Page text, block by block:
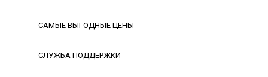
САМЫЕ ВЫГОДНЫЕ ЦЕНЫ
СЛУЖБА ПОДДЕРЖКИ